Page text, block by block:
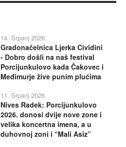
14. Srpanj 2026.
Gradonačelnica Ljerka Cividini
- Dobro došli na naš festival
Porcijunkulovo kada Čakovec i
Međimurje žive punim plućima
11. Srpanj 2026.
Nives Radek: Porcijunkulovo
2026. donosi dvije nove zone i
velika koncertna imena, a u
duhovnoj zoni i “Mali Asiz”